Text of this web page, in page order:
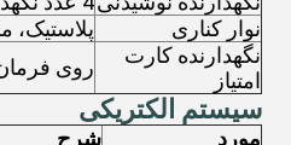
نوار کناری
نگهدارنده کارت
امتیاز
روی
سیستم الکتریکی
مورد
شرح